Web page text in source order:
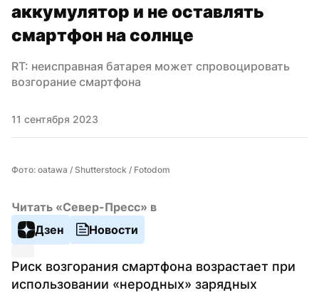
аккумулятор и не оставлять
смартфон на солнце
RT: неисправная батарея может спровоцировать
возгорание смартфона
11 сентября 2023
Фото: oatawa / Shutterstock / Fotodom
Читать «Север-Пресс» в
Дзен
Новости
Риск возгорания смартфона возрастает при
использовании «неродных» зарядных